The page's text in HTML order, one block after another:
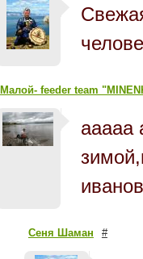
Малой- feeder team
ааааа
Сеня Шаман #